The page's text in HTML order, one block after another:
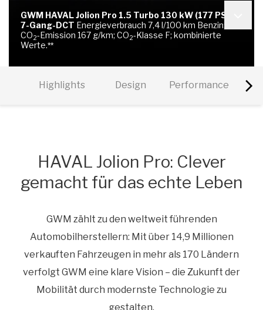
GWM HAVAL Jolion Pro 1.5 Turbo 130 kW (177 PS)
7-Gang-DCT Energieverbrauch 7,4 l/100 km Benzin;
CO2-Emission 167 g/km; CO2-Klasse F; kombinierte
Werte.**
Highlights Design Performance
HAVAL Jolion Pro: Clever
gemacht für das echte Leben
GWM zählt zu den weltweit führenden
Automobilherstellern: Mit über 14,9 Millionen
verkauften Fahrzeugen in mehr als 170 Ländern
verfolgt GWM eine klare Vision – die Zukunft der
Mobilität durch modernste Technologie zu
gestalten.